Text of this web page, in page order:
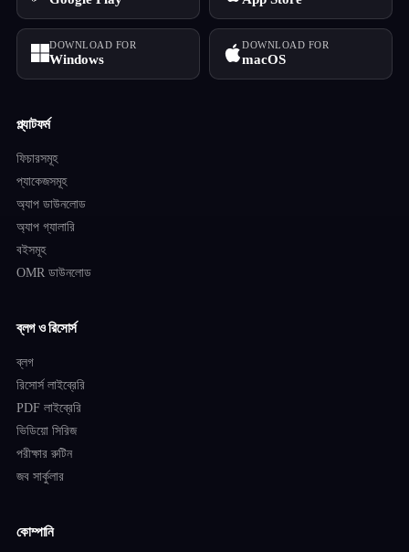
DOWNLOAD FOR
Windows
DOWNLOAD FOR
macOS
প্ল্যাটফর্ম
ফিচারসমূহ
প্যাকেজসমূহ
অ্যাপ ডাউনলোড
অ্যাপ গ্যালারি
বইসমূহ
OMR ডাউনলোড
ব্লগ ও রিসোর্স
ব্লগ
রিসোর্স লাইব্রেরি
PDF লাইব্রেরি
ভিডিয়ো সিরিজ
পরীক্ষার রুটিন
জব সার্কুলার
কোম্পানি